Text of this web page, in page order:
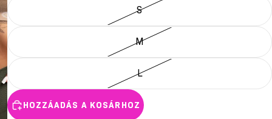
S
M
L
HOZZÁADÁS A KOSÁRHOZ